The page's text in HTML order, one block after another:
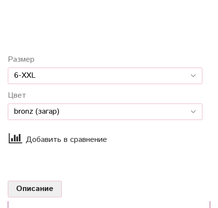
Размер
Цвет
Добавить в сравнение
Описание